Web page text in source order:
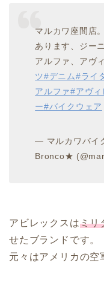
マルカワ座間店。
あります、ジー
アルファ、アヴ
ツ#デニム#ライ
アルファ#アヴィ
ー#バイクウェア
— マルカワバイ
Bronco★
アビレックスはミリ
せたブランドです。
元々はアメリカの空